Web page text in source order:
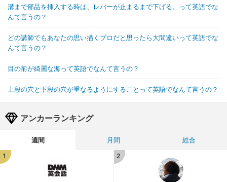
溝まで部品を挿入する時は、レバーが止まるまで下げる。って英語でな
んて言うの？
どの講師でもあなたの思い描くプロだと思ったら大間違いって英語でな
んて言うの？
目の前が綺麗な海って英語でなんて言うの？
上段の穴と下段の穴が重なるようにすることって英語でなんて言うの？
アンカーランキング
週間 月間
総合
1
2